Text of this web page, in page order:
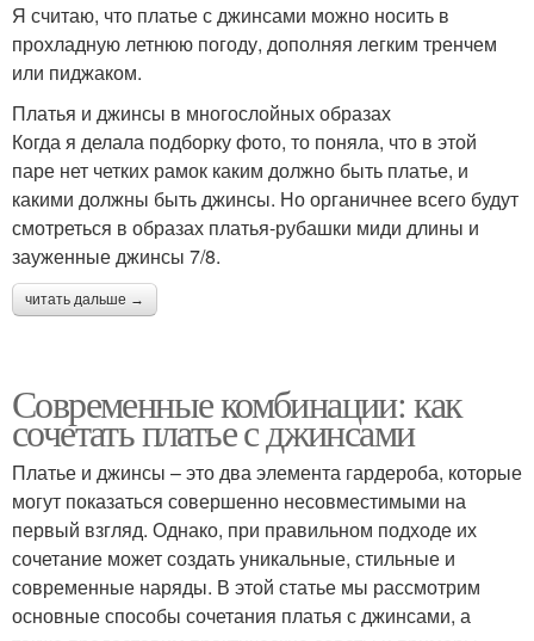
Я считаю, что платье с джинсами можно носить в
прохладную летнюю погоду, дополняя легким тренчем
или пиджаком.
Платья и джинсы в многослойных образах
Когда я делала подборку фото, то поняла, что в этой
паре нет четких рамок каким должно быть платье, и
какими должны быть джинсы. Но органичнее всего будут
смотреться в образах платья-рубашки миди длины и
зауженные джинсы 7/8.
читать дальше →
Современные комбинации: как
сочетать платье с джинсами
Платье и джинсы – это два элемента гардероба, которые
могут показаться совершенно несовместимыми на
первый взгляд. Однако, при правильном подходе их
сочетание может создать уникальные, стильные и
современные наряды. В этой статье мы рассмотрим
основные способы сочетания платья с джинсами, а